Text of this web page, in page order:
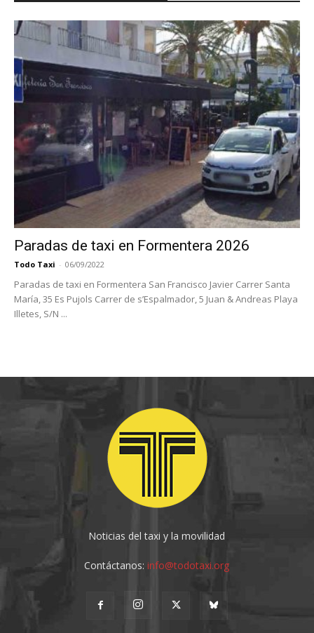
Paradas de taxi en Formentera 2026
Todo Taxi - 06/09/2022
Paradas de taxi en Formentera San Francisco Javier Carrer Santa
María, 35 Es Pujols Carrer de s’Espalmador, 5 Juan & Andreas Playa
Illetes, S/N ...
Noticias del taxi y la movilidad
Contáctanos:info@todotaxi.org